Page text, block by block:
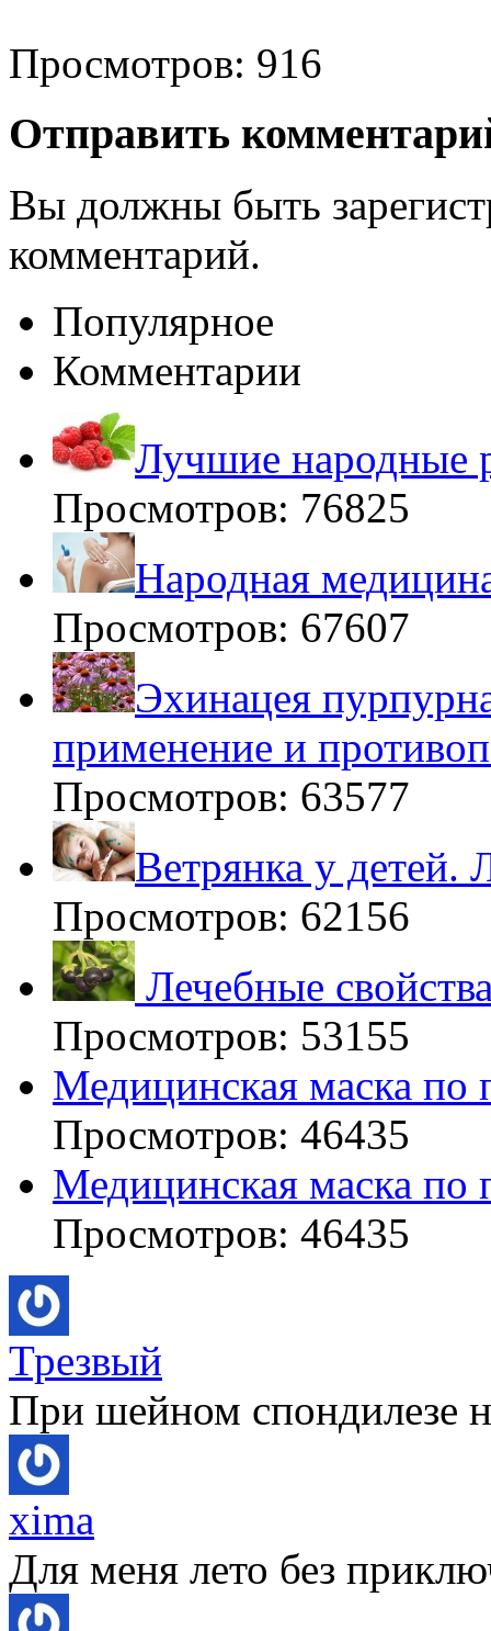
Просмотров: 916
Отправить
Вы должны быть
комментарий.
Популярное
Комментарии
Лучшие народные
Просмотров: 76825
Народная
Просмотров: 67607
Эхинацея
применение и
Просмотров: 63577
Ветрянка у детей.
Просмотров: 62156
Лечебные
Просмотров: 53155
Медицинская маска по
Просмотров: 46435
Медицинская маска по
Просмотров: 46435
Трезвый
При шейном спондилезе
xima
Для меня лето без